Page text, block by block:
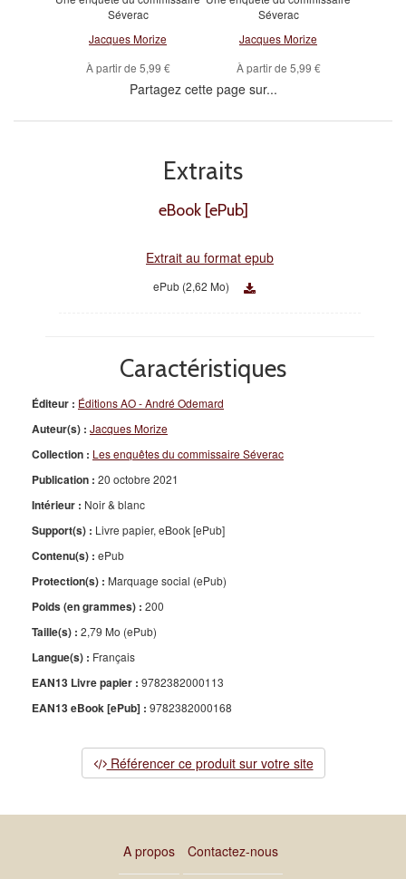
Séverac
Jacques Morize
À partir de 5,99 €
Séverac
Jacques Morize
À partir de 5,99 €
Partagez cette page sur...
Extraits
eBook [ePub]
Extrait au format epub
ePub (2,62 Mo)
Caractéristiques
Éditeur : Éditions AO - André Odemard
Auteur(s) : Jacques Morize
Collection : Les enquêtes du commissaire Séverac
Publication : 20 octobre 2021
Intérieur : Noir & blanc
Support(s) : Livre papier, eBook [ePub]
Contenu(s) : ePub
Protection(s) : Marquage social (ePub)
Poids (en grammes) : 200
Taille(s) : 2,79 Mo (ePub)
Langue(s) : Français
EAN13 Livre papier : 9782382000113
EAN13 eBook [ePub] : 9782382000168
Référencer ce produit sur votre site
A propos Contactez-nous